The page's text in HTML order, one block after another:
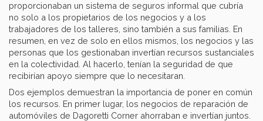
proporcionaban un sistema de seguros informal que cubría
no solo a los propietarios de los negocios y a los
trabajadores de los talleres, sino también a sus familias. En
resumen, en vez de solo en ellos mismos, los negocios y las
personas que los gestionaban invertían recursos sustanciales
en la colectividad. Al hacerlo, tenían la seguridad de que
recibirían apoyo siempre que lo necesitaran.
Dos ejemplos demuestran la importancia de poner en común
los recursos. En primer lugar, los negocios de reparación de
automóviles de Dagoretti Corner ahorraban e invertían juntos.